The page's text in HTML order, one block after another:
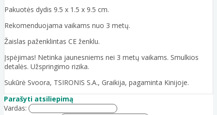
Pakuotės dydis 9.5 x 1.5 x 9.5 cm.
Rekomenduojama vaikams nuo 3 metų.
Žaislas paženklintas CE ženklu.
Įspėjimas! Netinka jaunesniems nei 3 metų vaikams. Smulkios
detalės. Užspringimo rizika.
Sukūrė Svoora, TSIRONIS S.A., Graikija, pagaminta Kinijoje.
Parašyti atsiliepimą
Vardas: